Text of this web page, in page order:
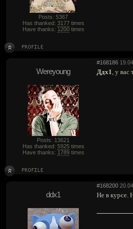
Posts: 5367
Has thanked: 3177times
Have thanks: 1200times
#168186
Wereyoung
Posts: 13621
Has thanked: 5925times
Have thanks: 1789times
Ддх1, у вас
#168200
ddx1 Не в курсе.